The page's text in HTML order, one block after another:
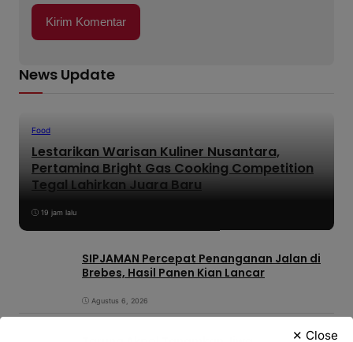
News Update
Food
Lestarikan Warisan Kuliner Nusantara,
Pertamina Bright Gas Cooking Competition
Tegal Lahirkan Juara Baru
19 jam lalu
SIPJAMAN Percepat Penanganan Jalan di
Brebes, Hasil Panen Kian Lancar
Agustus 6, 2026
✕ Close